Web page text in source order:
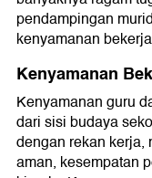
pendampingan
kenyamanan
Kenyamanan
Kenyamanan guru
dari sisi budaya
dengan rekan kerja,
aman, kesempatan